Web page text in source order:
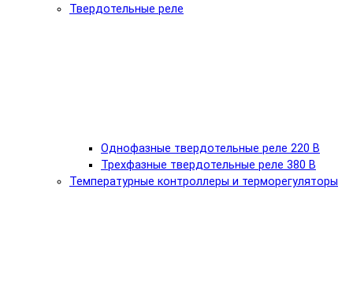
Твердотельные реле
Однофазные твердотельные реле 220 В
Трехфазные твердотельные реле 380 В
Температурные контроллеры и терморегуляторы